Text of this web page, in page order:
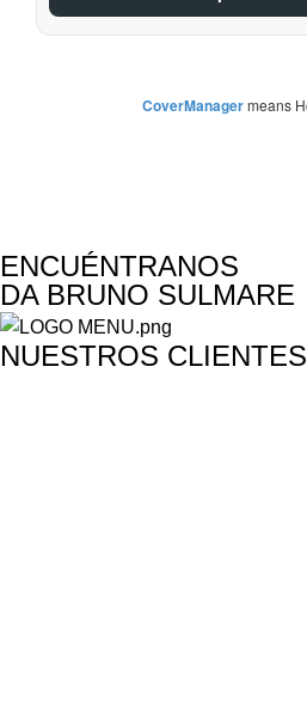
ENCUÉNTRANOS
DA BRUNO SULMARE
NUESTROS CLIENTES